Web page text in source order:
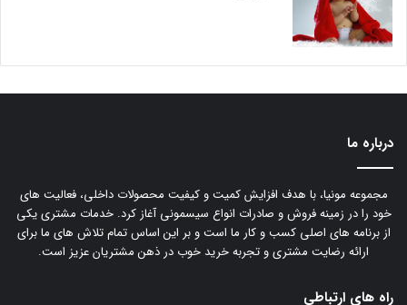
درباره ما
مجموعه مونیا، با هدف افزایش کمیت و کیفیت محصولات داخلی، فعالیت های
خود را در زمینه فروش و صادرات انواع سیسمونی آغاز کرد. خدمات مشتری یکی
از برنامه های اصلی کسب و کار ما است و بر این اساس تمام تلاش های ما برای
ارائه رضایت مشتری و تجربه خرید خوب در ذهن مشتریان عزیز است.
راه های ارتباطی